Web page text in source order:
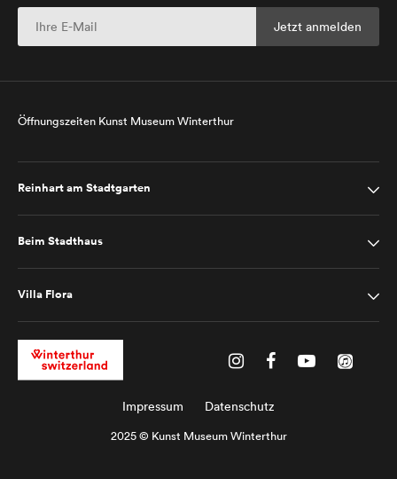
Öffnungszeiten Kunst Museum Winterthur
Reinhart am Stadtgarten
Beim Stadthaus
Villa Flora
Impressum Datenschutz
2025 © Kunst Museum Winterthur